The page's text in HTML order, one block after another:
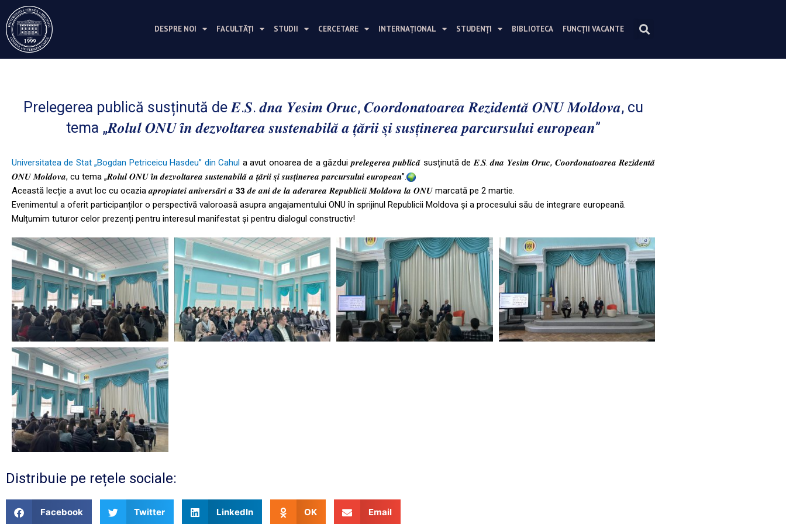
Перейти
содержимому
DESPRE NOI FACULTĂȚI STUDII CERCETARE INTERNAȚIONAL STUDENȚI BIBLIOTECA FUNCȚII VACANTE
Prelegerea publică susținută de 𝑬.𝑺. 𝒅𝒏𝒂 𝒀𝒆𝒔𝒊𝒎 𝑶𝒓𝒖𝒄, 𝑪𝒐𝒐𝒓𝒅𝒐𝒏𝒂𝒕𝒐𝒂𝒓𝒆𝒂 𝑹𝒆𝒛𝒊𝒅𝒆𝒏𝒕𝒂̆ 𝑶𝑵𝑼 𝑴𝒐𝒍𝒅𝒐𝒗𝒂, cu
tema „𝑹𝒐𝒍𝒖𝒍 𝑶𝑵𝑼 𝒊̂𝒏 𝒅𝒆𝒛𝒗𝒐𝒍𝒕𝒂𝒓𝒆𝒂 𝒔𝒖𝒔𝒕𝒆𝒏𝒂𝒃𝒊𝒍𝒂̆ 𝒂 𝒕̦𝒂̆𝒓𝒊𝒊 𝒔̦𝒊 𝒔𝒖𝒔𝒕̦𝒊𝒏𝒆𝒓𝒆𝒂 𝒑𝒂𝒓𝒄𝒖𝒓𝒔𝒖𝒍𝒖𝒊 𝒆𝒖𝒓𝒐𝒑𝒆𝒂𝒏”
Universitatea de Stat „Bogdan Petriceicu Hasdeu” din Cahul a avut onoarea de a găzdui 𝒑𝒓𝒆𝒍𝒆𝒈𝒆𝒓𝒆𝒂 𝒑𝒖𝒃𝒍𝒊𝒄𝒂̆ susținută de 𝑬.𝑺. 𝒅𝒏𝒂 𝒀𝒆𝒔𝒊𝒎 𝑶𝒓𝒖𝒄, 𝑪𝒐𝒐𝒓𝒅𝒐𝒏𝒂𝒕𝒐𝒂𝒓𝒆𝒂 𝑹𝒆𝒛𝒊𝒅𝒆𝒏𝒕𝒂̆
𝑶𝑵𝑼 𝑴𝒐𝒍𝒅𝒐𝒗𝒂, cu tema „𝑹𝒐𝒍𝒖𝒍 𝑶𝑵𝑼 𝒊̂𝒏 𝒅𝒆𝒛𝒗𝒐𝒍𝒕𝒂𝒓𝒆𝒂 𝒔𝒖𝒔𝒕𝒆𝒏𝒂𝒃𝒊𝒍𝒂̆ 𝒂 𝒕̦𝒂̆𝒓𝒊𝒊 𝒔̦𝒊 𝒔𝒖𝒔𝒕̦𝒊𝒏𝒆𝒓𝒆𝒂 𝒑𝒂𝒓𝒄𝒖𝒓𝒔𝒖𝒍𝒖𝒊 𝒆𝒖𝒓𝒐𝒑𝒆𝒂𝒏”.
Această lecție a avut loc cu ocazia 𝒂𝒑𝒓𝒐𝒑𝒊𝒂𝒕𝒆𝒊 𝒂𝒏𝒊𝒗𝒆𝒓𝒔𝒂̆𝒓𝒊 𝒂 𝟯𝟯 𝒅𝒆 𝒂𝒏𝒊 𝒅𝒆 𝒍𝒂 𝒂𝒅𝒆𝒓𝒂𝒓𝒆𝒂 𝑹𝒆𝒑𝒖𝒃𝒍𝒊𝒄𝒊𝒊 𝑴𝒐𝒍𝒅𝒐𝒗𝒂 𝒍𝒂 𝑶𝑵𝑼 marcată pe 2 martie.
Evenimentul a oferit participanților o perspectivă valoroasă asupra angajamentului ONU în sprijinul Republicii Moldova și a procesului său de integrare europeană.
Mulțumim tuturor celor prezenți pentru interesul manifestat și pentru dialogul constructiv!
Distribuie pe rețele sociale:
Facebook Twitter LinkedIn OK Email